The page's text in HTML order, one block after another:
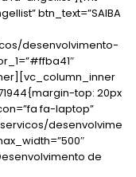
btn_text=”SAIBA
desenvolvimento-
top: 20px
fa-laptop”
desenvolvime
de